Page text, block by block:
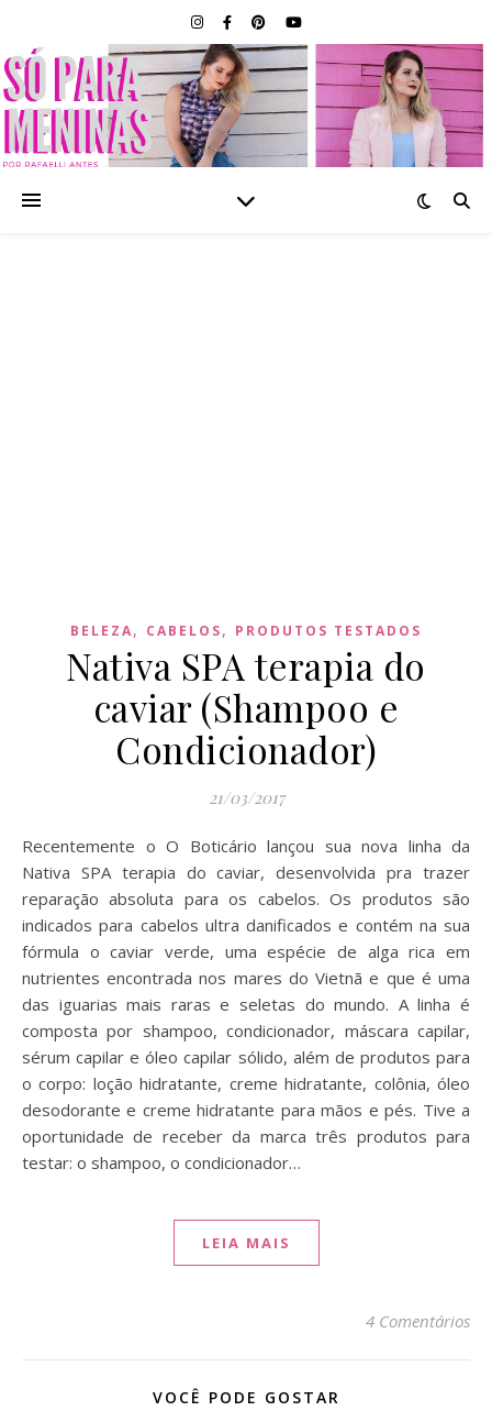
SÓ PARA MENINAS |
BLOG FEMININO POR
RAFAELLI ANTES
BELEZA, CABELOS, PRODUTOS TESTADOS
Nativa SPA terapia do
caviar (Shampoo e
Condicionador)
21/03/2017
Recentemente o O Boticário lançou sua nova linha da
Nativa SPA terapia do caviar, desenvolvida pra trazer
reparação absoluta para os cabelos. Os produtos são
indicados para cabelos ultra danificados e contém na sua
fórmula o caviar verde, uma espécie de alga rica em
nutrientes encontrada nos mares do Vietnã e que é uma
das iguarias mais raras e seletas do mundo. A linha é
composta por shampoo, condicionador, máscara capilar,
sérum capilar e óleo capilar sólido, além de produtos para
o corpo: loção hidratante, creme hidratante, colônia, óleo
desodorante e creme hidratante para mãos e pés. Tive a
oportunidade de receber da marca três produtos para
testar: o shampoo, o condicionador…
LEIA MAIS
4 Comentários
VOCÊ PODE GOSTAR